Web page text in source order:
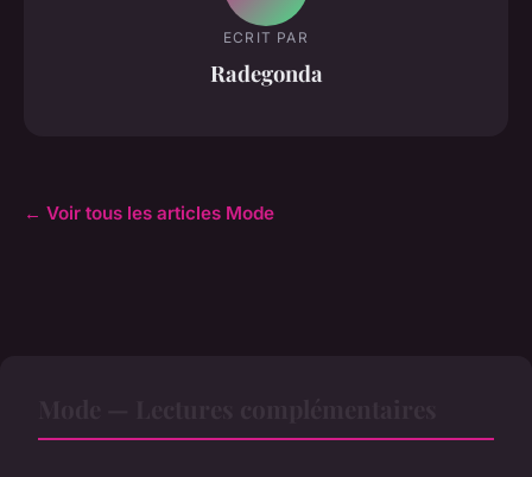
ECRIT PAR
Radegonda
← Voir tous les articles Mode